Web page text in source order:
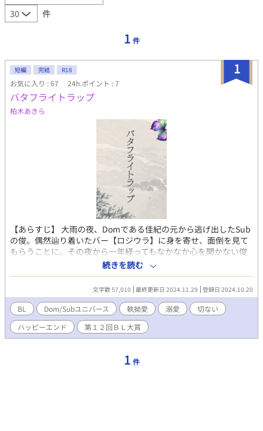
件
1 件
1
短編 完結 R18
お気に入り : 67 24h.ポイント : 7
バタフライトラップ
柏木あきら
【あらすじ】 大雨の夜、Domである佳紀の元から逃げ出したSub
の俊。偶然辿り着いたバー【ロジウラ】に身を寄せ、面倒を見て
もらうことに。その夜から一年経ってもなかなか心を開かない俊
に、ママである明彦は心配する。ある日、俊が勤務する【ロジウ
ラ】に岡というカウンセラーの資格を持つ男が現れた。ひょんな
ことから俊の様子を聞き、カウンセリングをしないかと明彦を通
して打診してきた。当初乗り気ではなかった俊だが、明彦や同僚
のバーテンダーである拓也に世話になってばかりはいられないと
受けることにした。佳紀との過去、そしてSubである自分の体が
許せない俊の悩みを打ち明けていく。やがて岡が優しく聞いてい
るうちに、俊の様子は変わっていく。以前より穏やかな日々を過
破られてしまう。そして岡は自分がDomであることを俊に打ち上
続きを読む
文字数 57,010 最終更新日 2024.11.29 登録日 2024.10.20
BL Dom/Subユニバース 執拗愛 溺愛
切ない
ハッピーエンド
第１２回ＢＬ大賞
1 件